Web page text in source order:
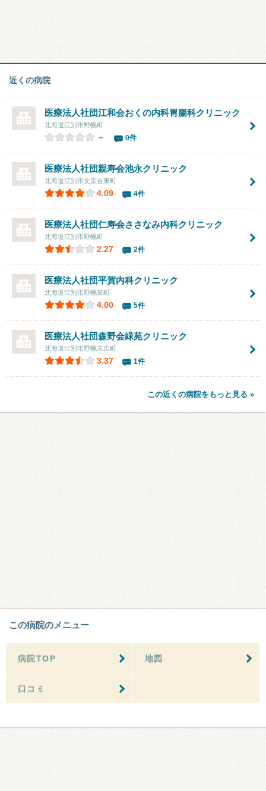
近くの病院
医療法人社団江和会おくの内科胃腸科クリニック
北海道江別市野幌町
－ 0件
医療法人社団親寿会池永クリニック
北海道江別市文京台東町
4.09 4件
医療法人社団仁寿会ささなみ内科クリニック
北海道江別市野幌町
2.27 2件
医療法人社団平賀内科クリニック
北海道江別市野幌東町
4.00 5件
医療法人社団森野会緑苑クリニック
北海道江別市野幌末広町
3.37 1件
この近くの病院をもっと見る »
この病院のメニュー
病院TOP 地図
口コミ